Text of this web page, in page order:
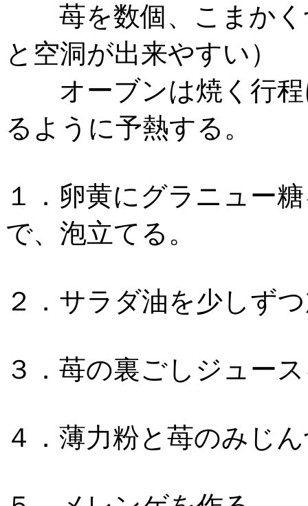
苺を数個、こまかく
と空洞が出来やすい）
オーブンは焼く行程
るように予熱する。
１．卵黄にグラニュー
で、泡立てる。
２．サラダ油を少しず
３．苺の裏ごしジュー
４．薄力粉と苺のみじ